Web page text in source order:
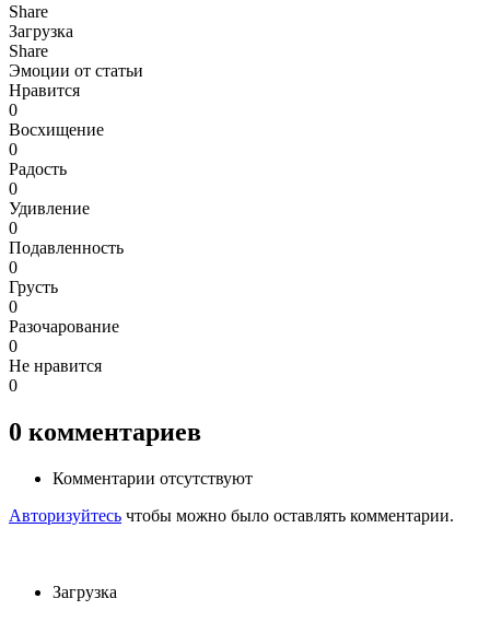
Share
Загрузка
Share
Эмоции от статьи
Нравится
0
Восхищение
0
Радость
0
Удивление
0
Подавленность
0
Грусть
0
Разочарование
0
Не нравится
0
0 комментариев
Комментарии отсутствуют
Авторизуйтесь чтобы можно было оставлять комментарии.
Загрузка